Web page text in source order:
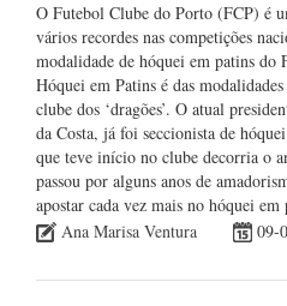
O Futebol Clube do Porto (FCP) é
vários recordes nas competições
modalidade de hóquei em patins do
Hóquei em Patins é das
clube dos ‘dragões’. O atual
da Costa, já foi seccionista de
que teve início no clube decorria o
passou por alguns anos de
apostar cada vez mais no hóquei
Ana Marisa Ventura
09-